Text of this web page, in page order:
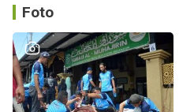
Foto